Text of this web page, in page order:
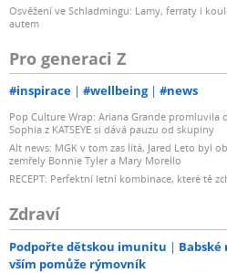
Osvěžení ve Schladmingu: Lamy, ferraty i
autem
Pro generaci Z
#inspirace #wellbeing #news
Pop Culture Wrap: Ariana Grande promluvila
Sophia z KATSEYE si dává pauzu od skupiny
Alt news: MGK v tom zas lítá, Jared Leto byl
zemřely Bonnie Tyler a Mary Morello
RECEPT: Perfektní letní kombinace, které tě
Zdraví
Podpořte dětskou imunitu
vším pomůže rýmovník